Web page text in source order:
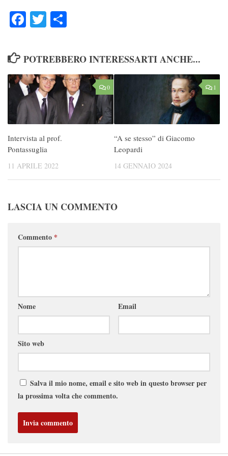
FacebookTwitter
POTREBBERO INTERESSARTI ANCHE...
0
Intervista al prof.
Pontassuglia
11 APRILE 2022
1
“A se stesso” di Giacomo
Leopardi
14 GENNAIO 2024
LASCIA UN COMMENTO
Commento *
Nome Email
Sito web
Salva il mio nome, email e sito web in questo browser per
la prossima volta che commento.